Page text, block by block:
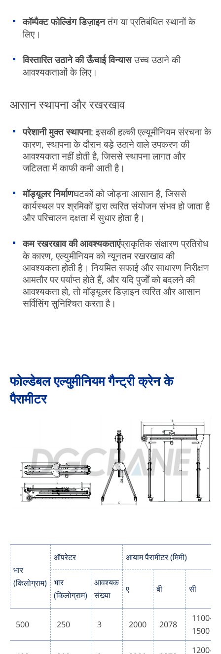
कॉम्पैक्ट फोल्डिंग डिज़ाइनतंग या प्रतिबंधित स्थानों के
लिए।
विस्तारित उठाने की ऊँचाई विन्यासउच्च उठाने की
आवश्यकताओं के लिए।
आसान स्थापना और रखरखाव
परेशानी मुक्त स्थापना: इसकी हल्की एल्यूमीनियम संरचना के
कारण, स्थापना के दौरान बड़े उठाने वाले उपकरण की
आवश्यकता नहीं होती है, जिससे स्थापना लागत और
जटिलता में काफी कमी आती है।
मॉड्यूलर निर्माणघटकों को जोड़ना आसान है, जिससे
कार्यस्थल पर श्रमिकों द्वारा त्वरित संयोजन संभव हो जाता है
और परिचालन दक्षता में सुधार होता है।
कम रखरखाव की आवश्यकताएंप्राकृतिक संक्षारण प्रतिरोध
के कारण, एल्युमीनियम को न्यूनतम रखरखाव की
आवश्यकता होती है। नियमित सफाई और साधारण निरीक्षण
आमतौर पर पर्याप्त होते हैं, और यदि पुर्जों को बदलने की
आवश्यकता हो, तो मॉड्यूलर डिज़ाइन त्वरित और आसान
सर्विसिंग सुनिश्चित करता है।
फोल्डेबल एल्युमीनियम गैन्ट्री क्रेन के
पैरामीटर
भार
(किलोग्राम)
ऑपरेटर आयाम पैरामीटर (मिमी)
भार
(किलोग्राम)
आवश्यक
संख्या
ए बी सी
500 250 3 2000 2078
1100-
1500
1200-